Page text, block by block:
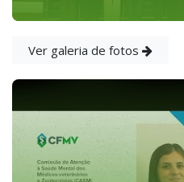
Ver galeria de fotos